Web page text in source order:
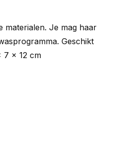
materialen. Je mag haar
Geschikt
7 x 12 cm